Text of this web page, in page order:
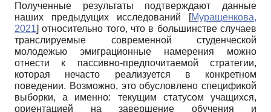
Полученные результаты подтверждают данные
наших предыдущих исследований
[Муращенкова,
2021] относительно того, что в большинстве случаев
транслируемые современной студенческой
молодежью эмиграционные намерения можно
отнести к пассивно-предпочитаемой стратегии,
которая нечасто реализуется в конкретном
поведении. Возможно, это обусловлено спецификой
выборки, а именно: текущим статусом учащихся,
ориентацией на завершение обучения и